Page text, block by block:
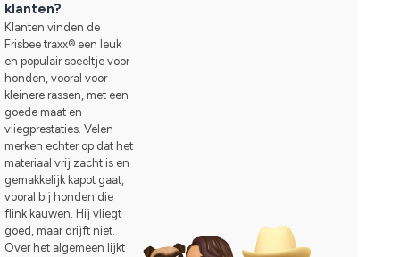
klanten?
Klanten vinden de
Frisbee traxx® een leuk
en populair speeltje voor
honden, vooral voor
kleinere rassen, met een
goede maat en
vliegprestaties. Velen
merken echter op dat het
materiaal vrij zacht is en
gemakkelijk kapot gaat,
vooral bij honden die
flink kauwen. Hij vliegt
goed, maar drijft niet.
Over het algemeen lijkt